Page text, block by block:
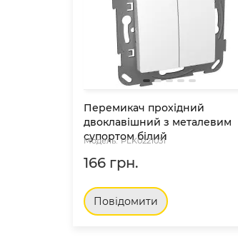
Перемикач прохідний
двоклавішний з металевим
супортом білий
PLK0221031
166 грн.
Повідомити